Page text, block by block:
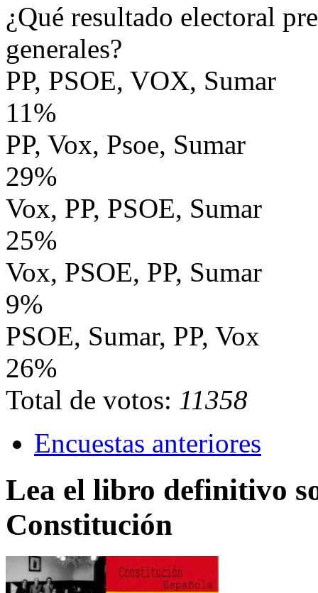
¿Qué resultado electoral
generales?
PP, PSOE, VOX, Sumar
11%
PP, Vox, Psoe, Sumar
29%
Vox, PP, PSOE, Sumar
25%
Vox, PSOE, PP, Sumar
9%
PSOE, Sumar, PP, Vox
26%
Total de votos: 11358
Encuestas anteriores
Lea el libro definitivo
Constitución